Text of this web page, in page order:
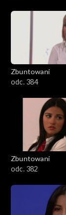
Zbuntowani
odc. 384
Zbuntowani
odc. 382